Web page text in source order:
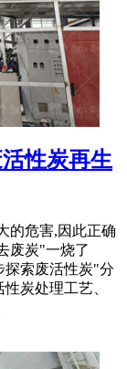
性炭再生
的危害,因此正确
废炭"一烧了
探索废活性炭"分
炭处理工艺、